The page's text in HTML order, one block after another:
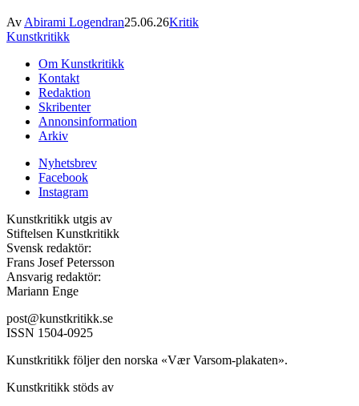
Av Abirami Logendran25.06.26Kritik
Kunstkritikk
Om Kunstkritikk
Kontakt
Redaktion
Skribenter
Annonsinformation
Arkiv
Nyhetsbrev
Facebook
Instagram
Kunstkritikk utgis av
Stiftelsen Kunstkritikk
Svensk redaktör:
Frans Josef Petersson
Ansvarig redaktör:
Mariann Enge
post@kunstkritikk.se
ISSN 1504-0925
Kunstkritikk följer den norska «Vær Varsom-plakaten».
Kunstkritikk stöds av